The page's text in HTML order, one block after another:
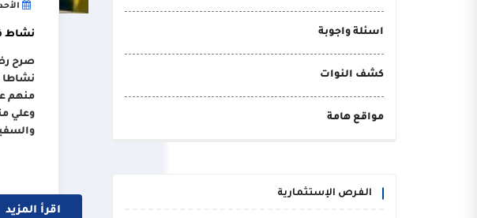
اسئلة واجوبة
كشف النوات
مواقع هامة
الفرص الإستثمارية
الأحد, 01 سبتمبر
نشاط
صرح
اقرأ المزيد